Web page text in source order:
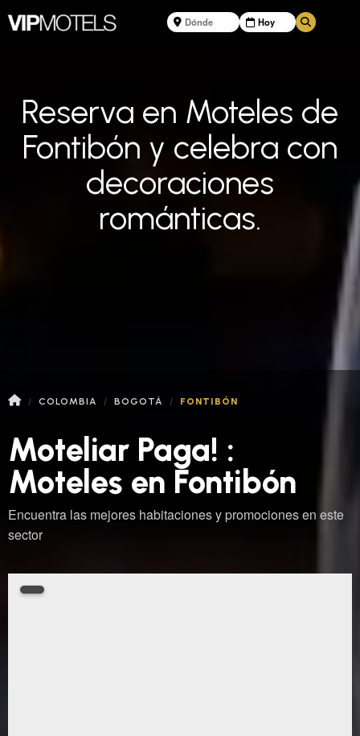
Reserva en Moteles de
Fontibón y celebra con
decoraciones
románticas.
COLOMBIA BOGOTÁ FONTIBÓN
Moteliar Paga! :
Moteles en Fontibón
Encuentra las mejores habitaciones y promociones en este
sector